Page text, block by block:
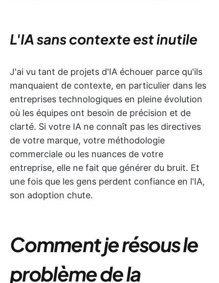
L'IA sans contexte est inutile
J'ai vu tant de projets d'IA échouer parce qu'ils
manquaient de contexte, en particulier dans les
entreprises technologiques en pleine évolution
où les équipes ont besoin de précision et de
clarté. Si votre IA ne connaît pas les directives
de votre marque, votre méthodologie
commerciale ou les nuances de votre
entreprise, elle ne fait que générer du bruit. Et
une fois que les gens perdent confiance en l'IA,
son adoption chute.
Comment je résous le
problème de la